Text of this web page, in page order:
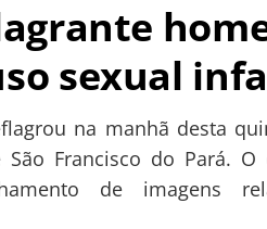
sexual
na manhã desta
Francisco do Pará.
de imagens